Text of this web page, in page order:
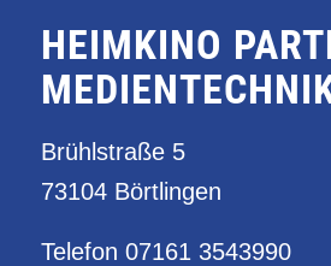
HEIMKINO
Brühlstraße 5
73104 Börtlingen
Telefon 07161 3543990